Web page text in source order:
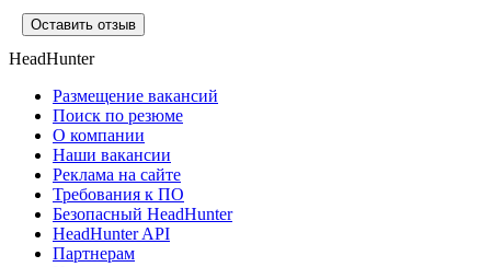
Оставить отзыв
HeadHunter
Размещение вакансий
Поиск по резюме
О компании
Наши вакансии
Реклама на сайте
Требования к ПО
Безопасный HeadHunter
HeadHunter API
Партнерам